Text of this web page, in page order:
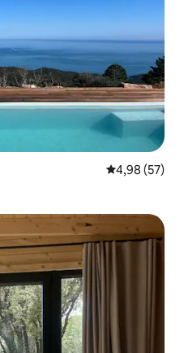
Évaluation
4,98 (57)